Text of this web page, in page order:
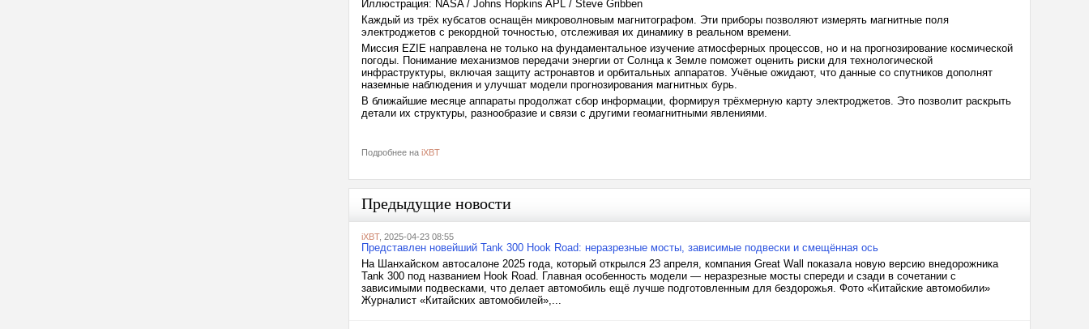
Иллюстрация: NASA / Johns Hopkins APL / Steve Gribben
Каждый из трёх кубсатов оснащён микроволновым магнитографом. Эти приборы позволяют измерять магнитные поля
электроджетов с рекордной точностью, отслеживая их динамику в реальном времени.
Миссия EZIE направлена не только на фундаментальное изучение атмосферных процессов, но и на прогнозирование космической
погоды. Понимание механизмов передачи энергии от Солнца к Земле поможет оценить риски для технологической
инфраструктуры, включая защиту астронавтов и орбитальных аппаратов. Учёные ожидают, что данные со спутников дополнят
наземные наблюдения и улучшат модели прогнозирования магнитных бурь.
В ближайшие месяце аппараты продолжат сбор информации, формируя трёхмерную карту электроджетов. Это позволит раскрыть
детали их структуры, разнообразие и связи с другими геомагнитными явлениями.
Подробнее на iXBT
Предыдущие новости
iXBT, 2025-04-23 08:55
Представлен новейший Tank 300 Hook Road: неразрезные мосты, зависимые подвески и смещённая ось
На Шанхайском автосалоне 2025 года, который открылся 23 апреля, компания Great Wall показала новую версию внедорожника
Tank 300 под названием Hook Road. Главная особенность модели — неразрезные мосты спереди и сзади в сочетании с
зависимыми подвесками, что делает автомобиль ещё лучше подготовленным для бездорожья. Фото «Китайские автомобили»
Журналист «Китайских автомобилей»,...